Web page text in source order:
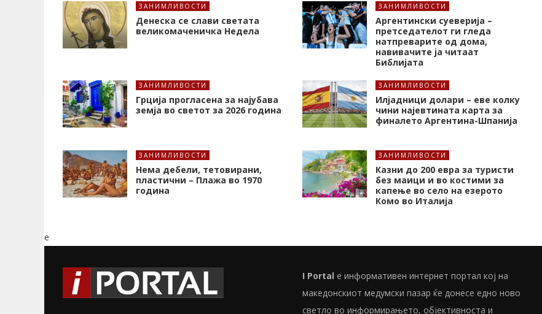
ЗАНИМЛИВОСТИ
Денеска се слави светата
великомаченичка Недела
ЗАНИМЛИВОСТИ
Аргентински суеверија –
претседателот ги гледа
натпреварите од дома,
навивачите ја читаат
Библијата
ЗАНИМЛИВОСТИ
Грција прогласена за најубава
земја во светот за 2026 година
ЗАНИМЛИВОСТИ
Илјадници долари – еве колку
чини најевтината карта за
финалето Аргентина-Шпанија
ЗАНИМЛИВОСТИ
Нема дебели, тетовирани,
пластични – Плажа во 1970
година
ЗАНИМЛИВОСТИ
Казни до 200 евра за туристи
без маици и во костими за
капење во село на езерото
Комо во Италија
e
I Portal е информативен интернет портал кој на
македонскиот медумски пазар ќе донесе едно ново
светло во информирањето, објективноста и